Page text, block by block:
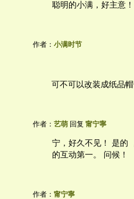
聪明的小满，好主意！
作者： 小满时节
可不可以改装成纸品
作者： 艺萌 回复 甯宁寧
宁，好久不见！ 是的
的互动第一。 问候！
作者： 甯宁寧